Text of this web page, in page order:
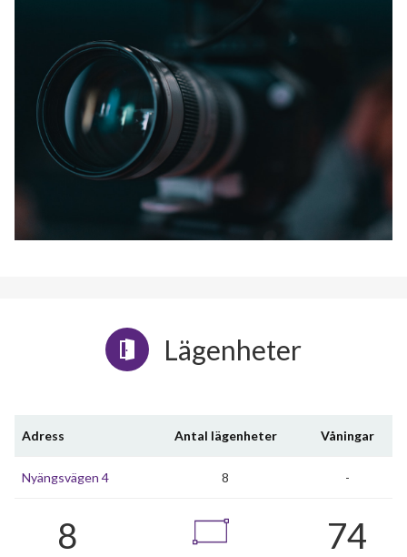
Lägenheter
Adress Antal lägenheter Våningar
Nyängsvägen 4 8 -